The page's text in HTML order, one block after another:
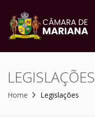
LEGISLAÇÕES
Home Legislações